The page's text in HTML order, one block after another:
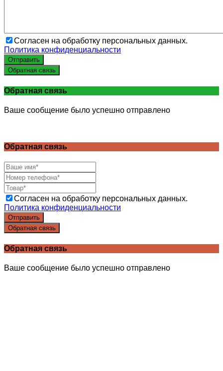
Согласен на обработку персональных данных.
Политика конфиденциальности
Отправить
Обратная связь
Обратная связь
Ваше сообщение было успешно отправлено
Обратная связь
Согласен на обработку персональных данных.
Политика конфиденциальности
Отправить
Обратная связь
Обратная связь
Ваше сообщение было успешно отправлено